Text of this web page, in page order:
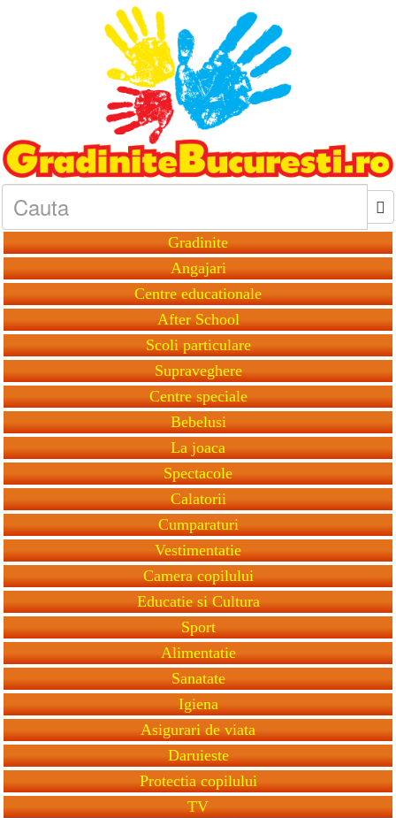
Gradinite
Angajari
Centre educationale
After School
Scoli particulare
Supraveghere
Centre speciale
Bebelusi
La joaca
Spectacole
Calatorii
Cumparaturi
Vestimentatie
Camera copilului
Educatie si Cultura
Sport
Alimentatie
Sanatate
Igiena
Asigurari de viata
Daruieste
Protectia copilului
TV